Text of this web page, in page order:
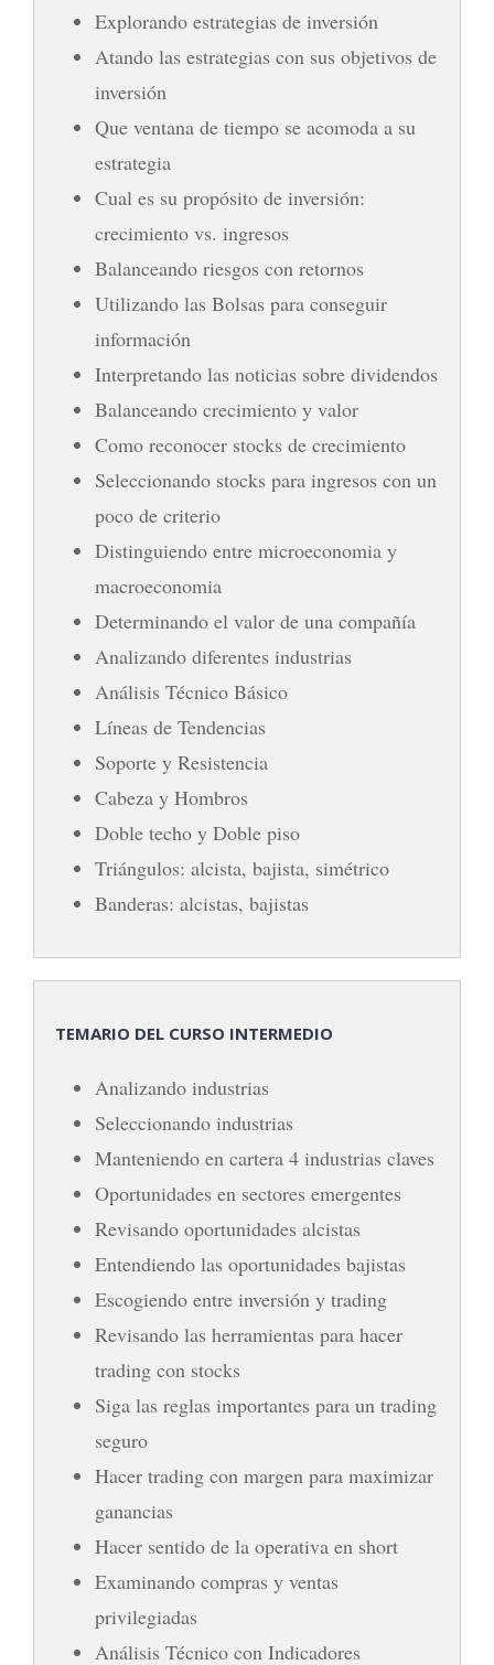
Explorando estrategias de inversión
Atando las estrategias con sus objetivos de
inversión
Que ventana de tiempo se acomoda a su
estrategia
Cual es su propósito de inversión:
crecimiento vs. ingresos
Balanceando riesgos con retornos
Utilizando las Bolsas para conseguir
información
Interpretando las noticias sobre dividendos
Balanceando crecimiento y valor
Como reconocer stocks de crecimiento
Seleccionando stocks para ingresos con un
poco de criterio
Distinguiendo entre microeconomia y
macroeconomia
Determinando el valor de una compañía
Analizando diferentes industrias
Análisis Técnico Básico
Líneas de Tendencias
Soporte y Resistencia
Cabeza y Hombros
Doble techo y Doble piso
Triángulos: alcista, bajista, simétrico
Banderas: alcistas, bajistas
TEMARIO DEL CURSO INTERMEDIO
Analizando industrias
Seleccionando industrias
Manteniendo en cartera 4 industrias claves
Oportunidades en sectores emergentes
Revisando oportunidades alcistas
Entendiendo las oportunidades bajistas
Escogiendo entre inversión y trading
Revisando las herramientas para hacer
trading con stocks
Siga las reglas importantes para un trading
seguro
Hacer trading con margen para maximizar
ganancias
Hacer sentido de la operativa en short
Examinando compras y ventas
privilegiadas
Análisis Técnico con Indicadores